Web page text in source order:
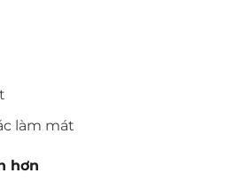
làm mát
hơn